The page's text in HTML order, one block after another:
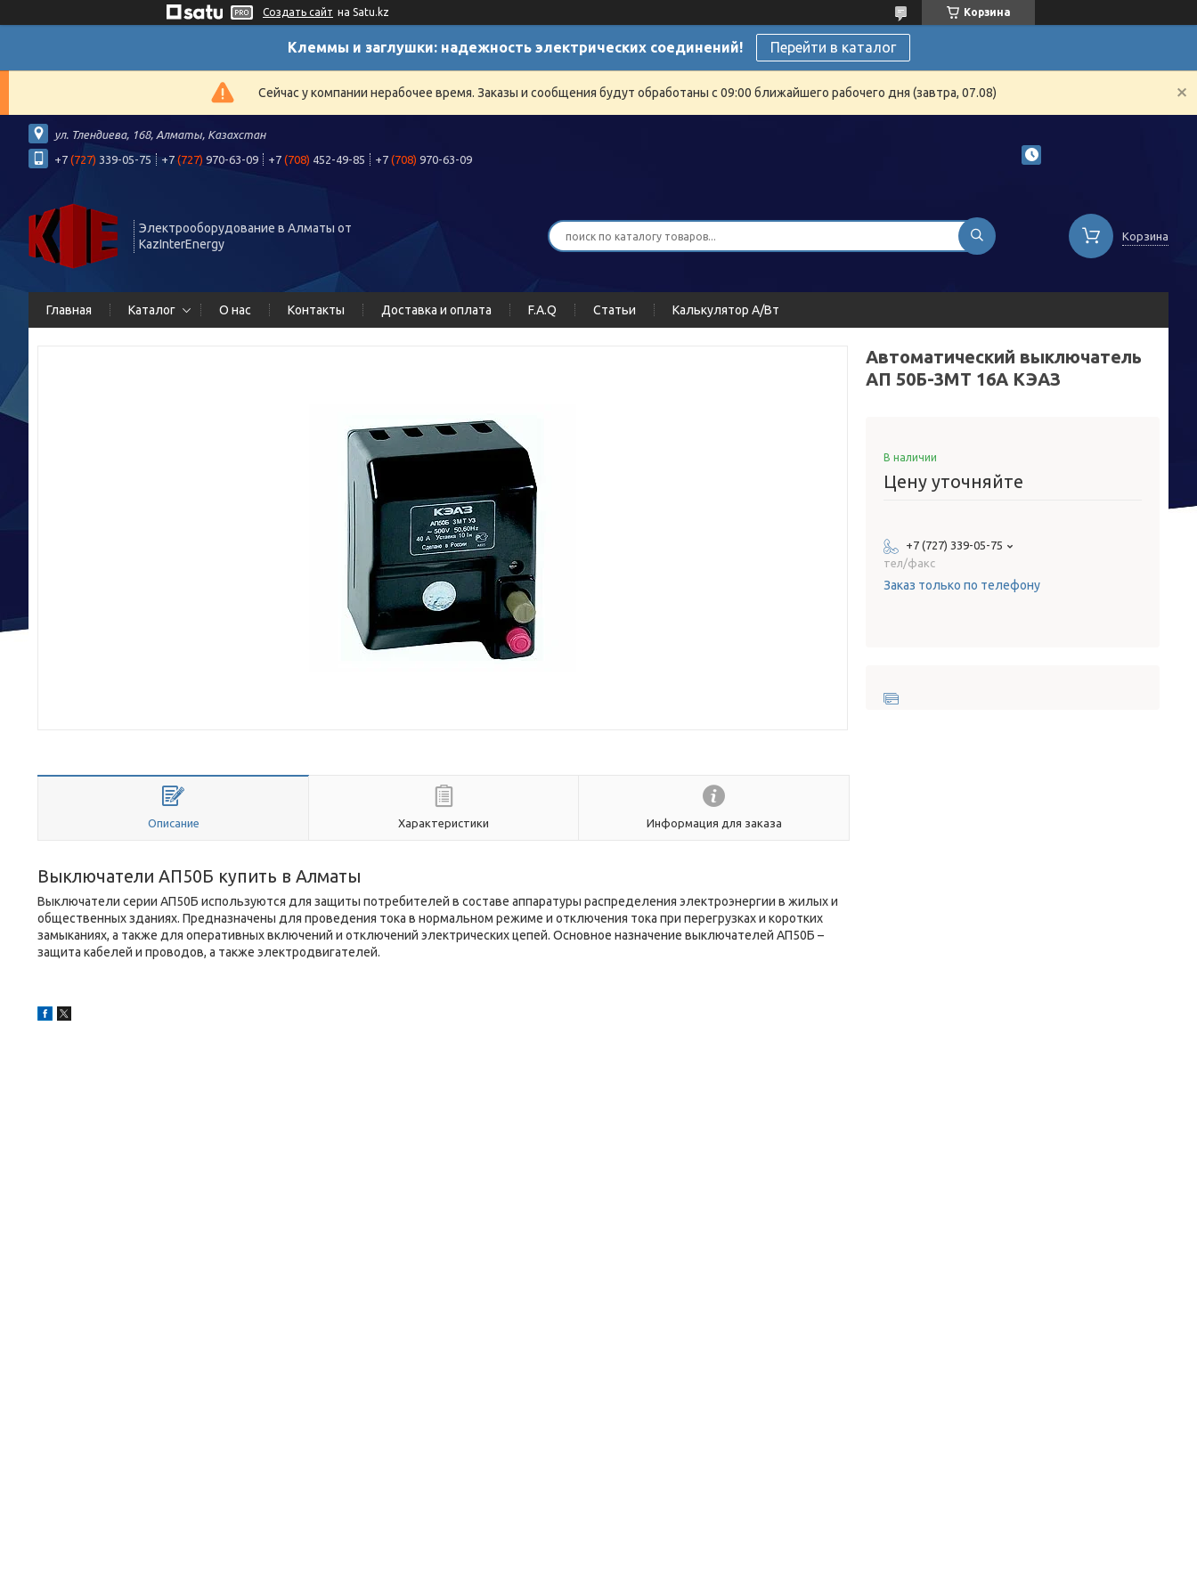
Создать сайт на Satu.kz Корзина
Клеммы и заглушки: надежность электрических соединений! Перейти в каталог
Сейчас у компании нерабочее время. Заказы и сообщения будут обработаны с 09:00 ближайшего рабочего дня (завтра, 07.08)
ул. Тлендиева, 168, Алматы, Казахстан
+7 (727) 339-05-75 +7 (727) 970-63-09 +7 (708) 452-49-85 +7 (708) 970-63-09
Электрооборудование в Алматы от
KazInterEnergy
Корзина
Главная Каталог О нас Контакты Доставка и оплата F.A.Q Статьи Калькулятор А/Вт
Описание Характеристики Информация для заказа
Выключатели АП50Б купить в Алматы
Выключатели серии АП50Б используются для защиты потребителей в составе аппаратуры распределения электроэнергии в жилых и
общественных зданиях. Предназначены для проведения тока в нормальном режиме и отключения тока при перегрузках и коротких
замыканиях, а также для оперативных включений и отключений электрических цепей. Основное назначение выключателей АП50Б –
защита кабелей и проводов, а также электродвигателей.
Автоматический выключатель
АП 50Б-3МТ 16А КЭАЗ
В наличии
Цену уточняйте
+7 (727) 339-05-75
тел/факс
Заказ только по телефону